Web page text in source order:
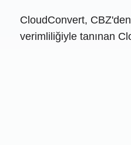
CloudConvert,
verimliliğiyle tanınan